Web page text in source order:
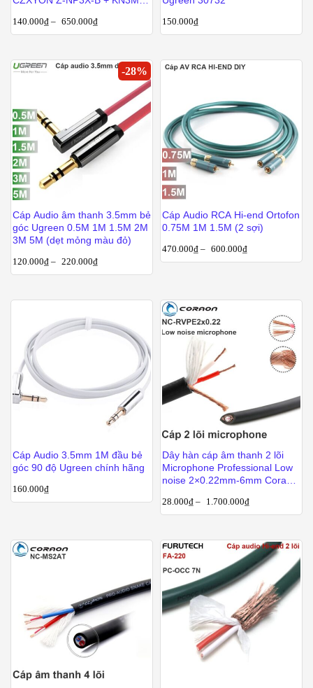
140.000₫ – 650.000₫ 150.000₫
-28%
Cáp Audio âm thanh 3.5mm bẻ
góc Ugreen 0.5M 1M 1.5M 2M
3M 5M (dẹt mỏng màu đỏ)
120.000₫ – 220.000₫
Cáp Audio RCA Hi-end Ortofon
0.75M 1M 1.5M (2 sợi)
470.000₫ – 600.000₫
Cáp Audio 3.5mm 1M đầu bẻ
góc 90 độ Ugreen chính hãng
160.000₫
Dây hàn cáp âm thanh 2 lõi
Microphone Professional Low
noise 2×0.22mm-6mm Coraon
28.000₫ – 1.700.000₫